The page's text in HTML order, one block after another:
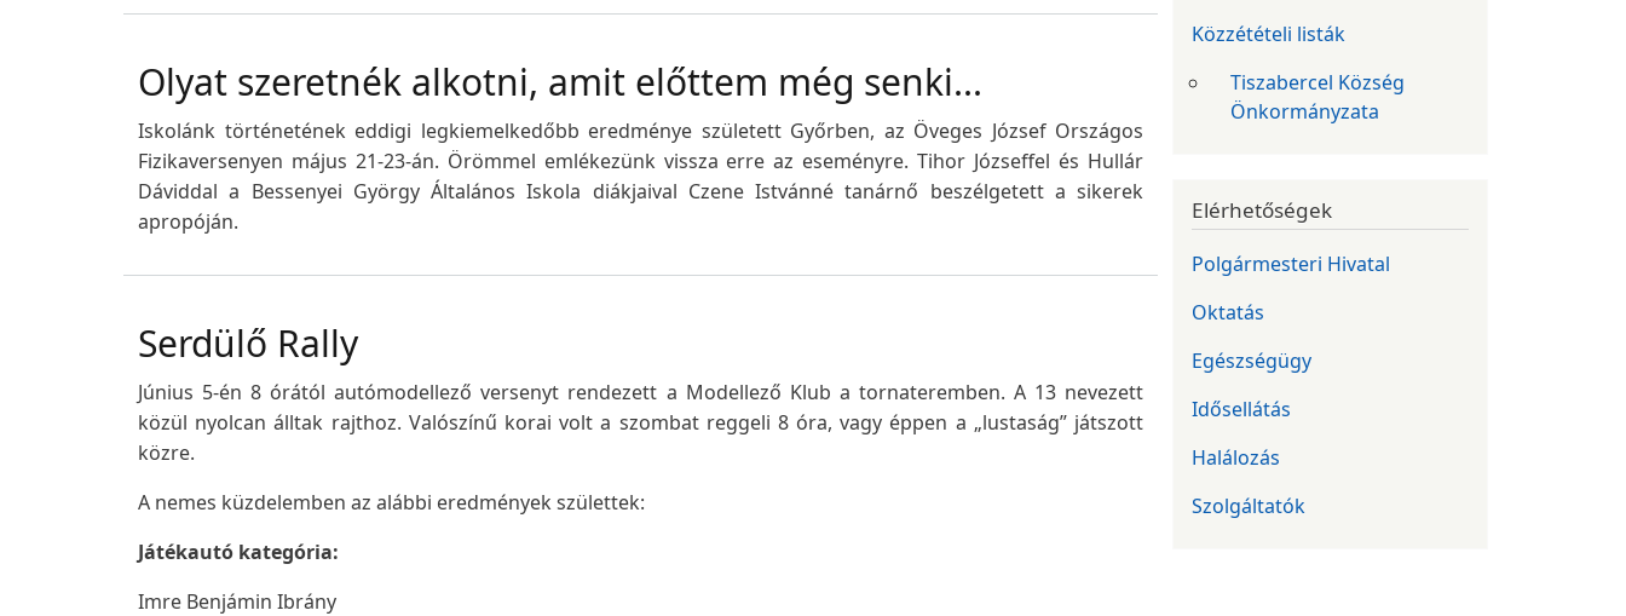
Olyat szeretnék alkotni, amit előttem még senki...
Iskolánk történetének eddigi legkiemelkedőbb eredménye született Győrben, az Öveges József Országos
Fizikaversenyen május 21-23-án. Örömmel emlékezünk vissza erre az eseményre. Tihor Józseffel és Hullár
Dáviddal a Bessenyei György Általános Iskola diákjaival Czene Istvánné tanárnő beszélgetett a sikerek
apropóján.
Serdülő Rally
Június 5-én 8 órától autómodellező versenyt rendezett a Modellező Klub a tornateremben. A 13 nevezett
közül nyolcan álltak rajthoz. Valószínű korai volt a szombat reggeli 8 óra, vagy éppen a „lustaság” játszott
közre.
A nemes küzdelemben az alábbi eredmények születtek:
Játékautó kategória:
Imre Benjámin Ibrány
Közzétételi listák
Tiszabercel Község
Önkormányzata
Elérhetőségek
Polgármesteri Hivatal
Oktatás
Egészségügy
Idősellátás
Halálozás
Szolgáltatók